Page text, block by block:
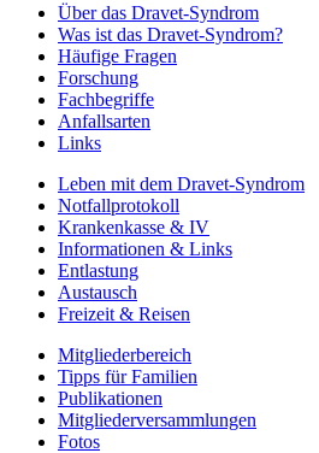
Über das Dravet-Syndrom
Was ist das Dravet-Syndrom?
Häufige Fragen
Forschung
Fachbegriffe
Anfallsarten
Links
Leben mit dem Dravet-Syndrom
Notfallprotokoll
Krankenkasse & IV
Informationen & Links
Entlastung
Austausch
Freizeit & Reisen
Mitgliederbereich
Tipps für Familien
Publikationen
Mitgliederversammlungen
Fotos